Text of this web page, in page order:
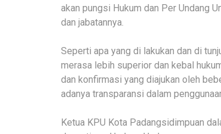
akan pungsi Hukum dan Per Undang
dan jabatannya.
Seperti apa yang di lakukan dan di
merasa lebih superior dan kebal
dan konfirmasi yang diajukan oleh
adanya transparansi dalam
Ketua KPU Kota Padangsidimpuan